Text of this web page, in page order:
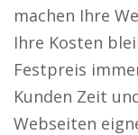
machen Ihre
Ihre Kosten
Festpreis
Kunden Zeit
Webseiten